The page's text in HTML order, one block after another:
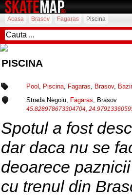
Acasa Brasov Fagaras Piscina
PISCINA
Pool , Piscina, Fagaras, Brasov,
Strada Negoiu, Fagaras, Brasov
45.828978673304704,
Spotul a fost
dar daca nu se
deoarece
cu trenul din